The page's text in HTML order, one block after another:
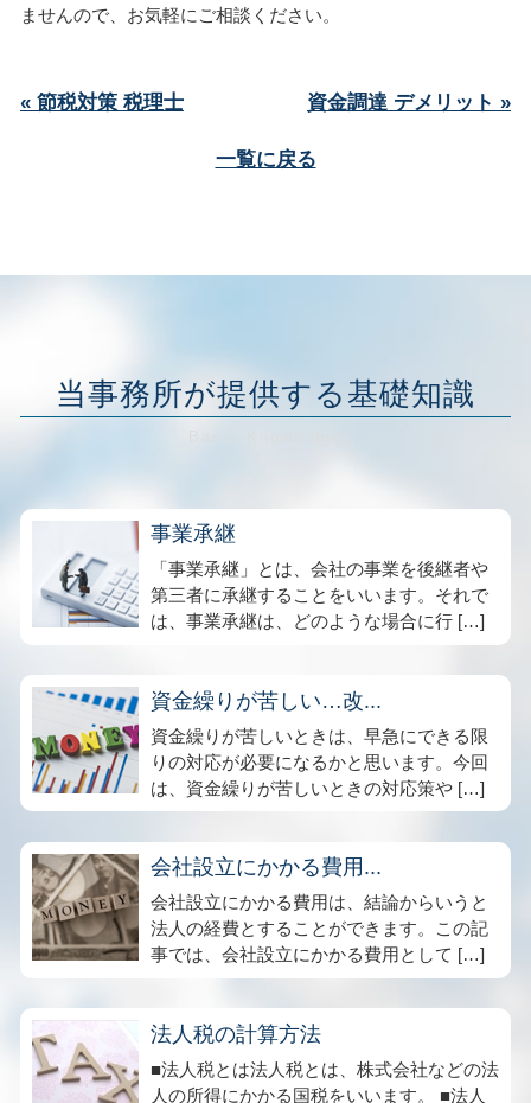
ませんので、お気軽にご相談ください。
« 節税対策 税理士 資金調達 デメリット »
一覧に戻る
当事務所が提供する基礎知識
事業承継
「事業承継」とは、会社の事業を後継者や
第三者に承継することをいいます。それで
は、事業承継は、どのような場合に行 […]
資金繰りが苦しい…改...
資金繰りが苦しいときは、早急にできる限
りの対応が必要になるかと思います。今回
は、資金繰りが苦しいときの対応策や […]
会社設立にかかる費用...
会社設立にかかる費用は、結論からいうと
法人の経費とすることができます。この記
事では、会社設立にかかる費用として […]
法人税の計算方法
■法人税とは法人税とは、株式会社などの法
人の所得にかかる国税をいいます。 ■法人